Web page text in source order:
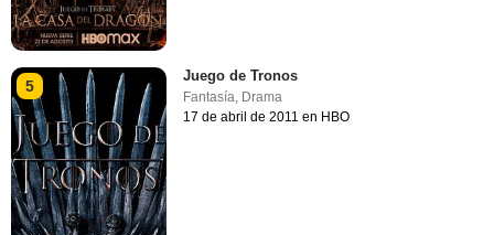
5
Juego de Tronos
Fantasía, Drama
17 de abril de 2011 en HBO